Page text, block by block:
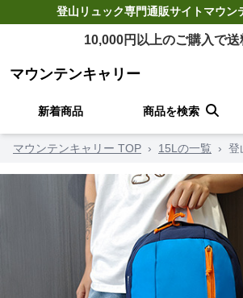
登山リュック専門通販サイトマウン
10,000円以上のご購入で送
マウンテンキャリー
新着商品 商品を検索
マウンテンキャリー TOP › 15Lの一覧 › 登